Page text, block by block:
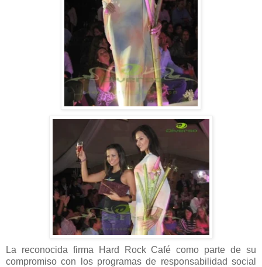
La reconocida firma Hard Rock Café como parte de su
compromiso con los programas de responsabilidad social